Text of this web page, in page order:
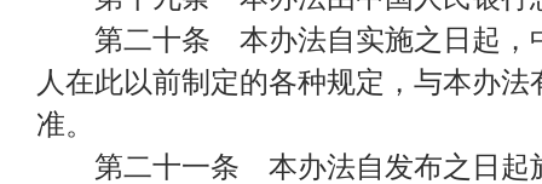
第二十条 本办法自实施之日起，
人在此以前制定的各种规定，与本办
准。
第二十一条 本办法自发布之日起